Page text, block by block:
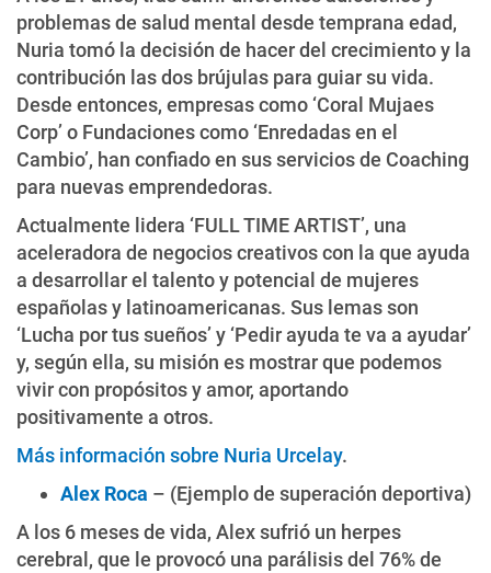
problemas de salud mental desde temprana edad,
Nuria tomó la decisión de hacer del crecimiento y la
contribución las dos brújulas para guiar su vida.
Desde entonces, empresas como ‘Coral Mujaes
Corp’ o Fundaciones como ‘Enredadas en el
Cambio’, han confiado en sus servicios de Coaching
para nuevas emprendedoras.
Actualmente lidera ‘FULL TIME ARTIST’, una
aceleradora de negocios creativos con la que ayuda
a desarrollar el talento y potencial de mujeres
españolas y latinoamericanas. Sus lemas son
‘Lucha por tus sueños’ y ‘Pedir ayuda te va a ayudar’
y, según ella, su misión es mostrar que podemos
vivir con propósitos y amor, aportando
positivamente a otros.
Más información sobre Nuria Urcelay.
Alex Roca – (Ejemplo de superación deportiva)
A los 6 meses de vida, Alex sufrió un herpes
cerebral, que le provocó una parálisis del 76% de